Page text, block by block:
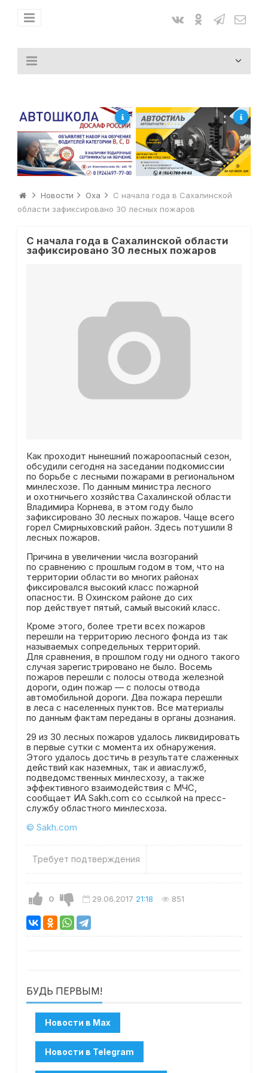
Новости Оха
С начала года в Сахалинской
области зафиксировано 30 лесных пожаров
С начала года в Сахалинской области
зафиксировано 30 лесных пожаров
Как проходит нынешний пожароопасный сезон,
обсудили сегодня на заседании подкомиссии
по борьбе с лесными пожарами в региональном
минлесхозе. По данным министра лесного
и охотничьего хозяйства Сахалинской области
Владимира Корнева, в этом году было
зафиксировано 30 лесных пожаров. Чаще всего
горел Смирныховский район. Здесь потушили 8
лесных пожаров.
Причина в увеличении числа возгораний
по сравнению с прошлым годом в том, что на
территории области во многих районах
фиксировался высокий класс пожарной
опасности. В Охинском районе до сих
пор действует пятый, самый высокий класс.
Кроме этого, более трети всех пожаров
перешли на территорию лесного фонда из так
называемых сопредельных территорий.
Для сравнения, в прошлом году ни одного такого
случая зарегистрировано не было. Восемь
пожаров перешли с полосы отвода железной
дороги, один пожар — с полосы отвода
автомобильной дороги. Два пожара перешли
в леса с населенных пунктов. Все материалы
по данным фактам переданы в органы дознания.
29 из 30 лесных пожаров удалось ликвидировать
в первые сутки с момента их обнаружения.
Этого удалось достичь в результате слаженных
действий как наземных, так и авиаслужб,
подведомственных минлесхозу, а также
эффективного взаимодействия с МЧС,
сообщает ИА Sakh.com со ссылкой на пресс-
службу областного минлесхоза.
© Sakh.com
Требует подтверждения
0 29.06.2017 21:18 851
БУДЬ ПЕРВЫМ!